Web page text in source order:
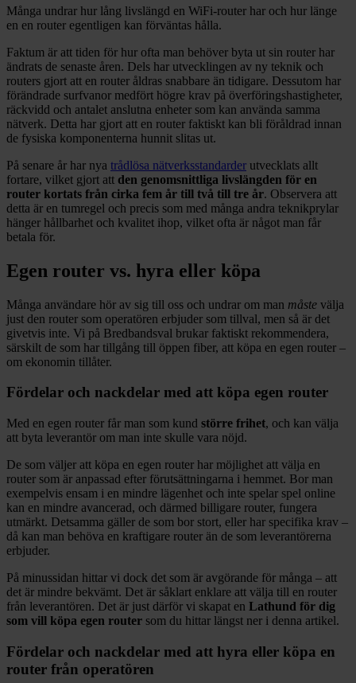
Många undrar hur lång livslängd en WiFi-router har och hur länge
en en router egentligen kan förväntas hålla.
Faktum är att tiden för hur ofta man behöver byta ut sin router har
ändrats de senaste åren. Dels har utvecklingen av ny teknik och
routers gjort att en router åldras snabbare än tidigare. Dessutom har
förändrade surfvanor medfört högre krav på överföringshastigheter,
räckvidd och antalet anslutna enheter som kan använda samma
nätverk. Detta har gjort att en router faktiskt kan bli föråldrad innan
de fysiska komponenterna hunnit slitas ut.
På senare år har nya trådlösa nätverksstandarder utvecklats allt
fortare, vilket gjort att den genomsnittliga livslängden för en
router kortats från cirka fem år till två till tre år. Observera att
detta är en tumregel och precis som med många andra teknikprylar
hänger hållbarhet och kvalitet ihop, vilket ofta är något man får
betala för.
Egen router vs. hyra eller köpa
Många användare hör av sig till oss och undrar om man måste välja
just den router som operatören erbjuder som tillval, men så är det
givetvis inte. Vi på Bredbandsval brukar faktiskt rekommendera,
särskilt de som har tillgång till öppen fiber, att köpa en egen router –
om ekonomin tillåter.
Fördelar och nackdelar med att köpa egen router
Med en egen router får man som kund större frihet, och kan välja
att byta leverantör om man inte skulle vara nöjd.
De som väljer att köpa en egen router har möjlighet att välja en
router som är anpassad efter förutsättningarna i hemmet. Bor man
exempelvis ensam i en mindre lägenhet och inte spelar spel online
kan en mindre avancerad, och därmed billigare router, fungera
utmärkt. Detsamma gäller de som bor stort, eller har specifika krav –
då kan man behöva en kraftigare router än de som leverantörerna
erbjuder.
På minussidan hittar vi dock det som är avgörande för många – att
det är mindre bekvämt. Det är såklart enklare att välja till en router
från leverantören. Det är just därför vi skapat en Lathund för dig
som vill köpa egen router som du hittar längst ner i denna artikel.
Fördelar och nackdelar med att hyra eller köpa en
router från operatören